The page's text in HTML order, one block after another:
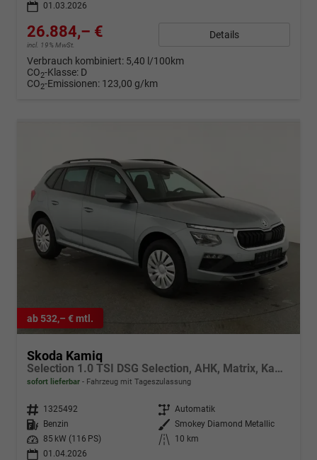
01.03.2026
26.884,– €
incl. 19% MwSt.
Details
Verbrauch kombiniert: 5,40 l/100km
CO2-Klasse: D
CO2-Emissionen: 123,00 g/km
ab 532,– € mtl.
Skoda Kamiq
Selection 1.0 TSI DSG Selection, AHK, Matrix, Kamera, Ladeboden, Winter
sofort lieferbar Fahrzeug mit Tageszulassung
Fahrzeugnr. 1325492 Getriebe Automatik
Kraftstoff
Benzin Außenfarbe Smokey Diamond Metallic
Leistung
85 kW (116 PS) Kilometerstand
10 km
01.04.2026